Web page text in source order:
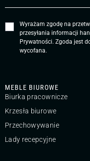
MEBLE BIUROWE
Biurka pracownicze
Krzesła biurowe
Przechowywanie
Lady recepcyjne
Wyrażam zgodę na
przesyłania informacji
Prywatności. Zgoda jest
wycofana.